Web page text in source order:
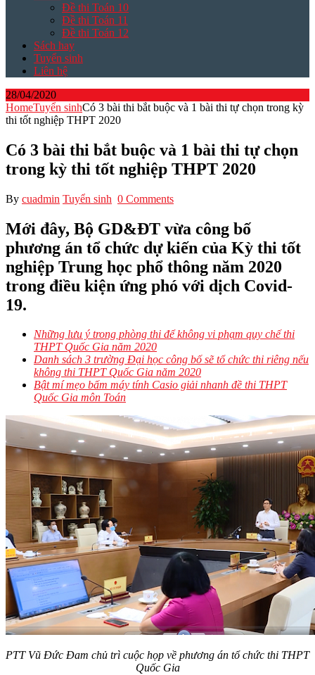
Đề thi Toán 10
Đề thi Toán 11
Đề thi Toán 12
Sách hay
Tuyển sinh
Liên hệ
28/04/2020
HomeTuyển sinhCó 3 bài thi bắt buộc và 1 bài thi tự chọn trong kỳ
thi tốt nghiệp THPT 2020
Có 3 bài thi bắt buộc và 1 bài thi tự chọn
trong kỳ thi tốt nghiệp THPT 2020
By cuadmin Tuyển sinh 0 Comments
Mới đây, Bộ GD&ĐT vừa công bố
phương án tổ chức dự kiến của Kỳ thi tốt
nghiệp Trung học phổ thông năm 2020
trong điều kiện ứng phó với dịch Covid-
19.
Những lưu ý trong phòng thi để không vi phạm quy chế thi
THPT Quốc Gia năm 2020
Danh sách 3 trường Đại học công bố sẽ tổ chức thi riêng nếu
không thi THPT Quốc Gia năm 2020
Bật mí mẹo bấm máy tính Casio giải nhanh đề thi THPT
Quốc Gia môn Toán
PTT Vũ Đức Đam chủ trì cuộc họp về phương án tổ chức thi THPT
Quốc Gia